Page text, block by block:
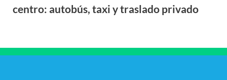
centro: autobús, taxi y traslado privado